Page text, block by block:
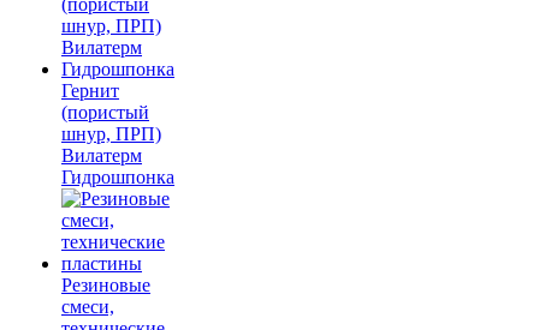
Гернит
(пористый
шнур, ПРП)
Вилатерм
Гидрошпонка
Резиновые
смеси,